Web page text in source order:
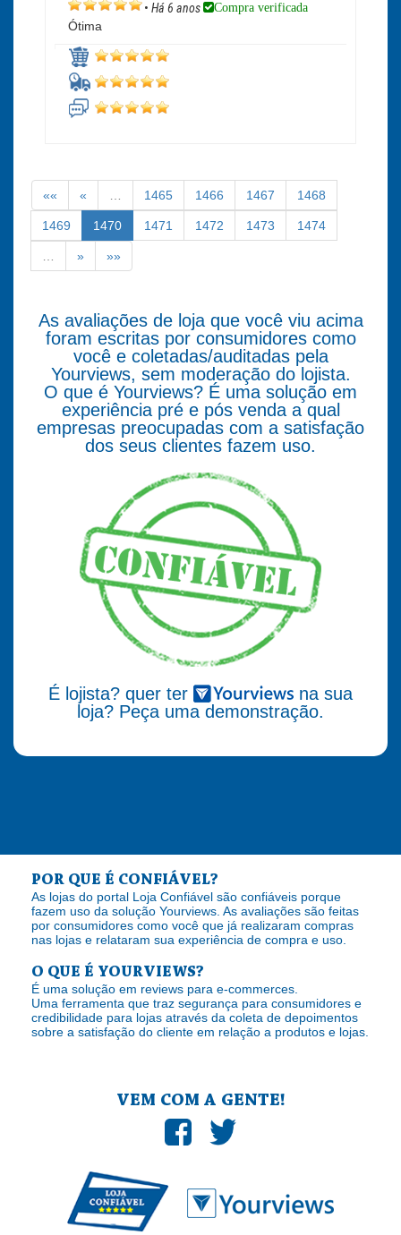
• Há 6 anos Compra verificada
Ótima
«« « 1465 1466 1467 1468
1469 1470 1471 1472 1473 1474
» »»
As avaliações de loja que você viu acima
foram escritas por consumidores como
você e coletadas/auditadas pela
Yourviews, sem moderação do lojista.
O que é Yourviews? É uma solução em
experiência pré e pós venda a qual
empresas preocupadas com a satisfação
dos seus clientes fazem uso.
É lojista? quer ter
na sua
loja? Peça uma demonstração.
POR QUE É CONFIÁVEL?
As lojas do portal Loja Confiável são confiáveis porque
fazem uso da solução Yourviews. As avaliações são feitas
por consumidores como você que já realizaram compras
nas lojas e relataram sua experiência de compra e uso.
O QUE É YOURVIEWS?
É uma solução em reviews para e-commerces.
Uma ferramenta que traz segurança para consumidores e
credibilidade para lojas através da coleta de depoimentos
sobre a satisfação do cliente em relação a produtos e lojas.
VEM COM A GENTE!